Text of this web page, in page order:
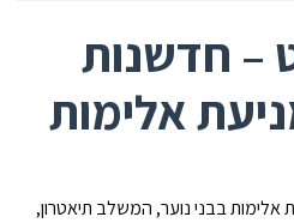
– חדשנות
אלימות
אלימות בבני נוער, המשלב תיאטרון,